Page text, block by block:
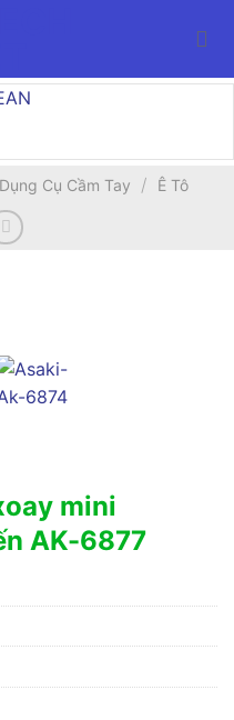
Dụng Cụ Cầm Tay / Ê Tô
mini
AK-6877